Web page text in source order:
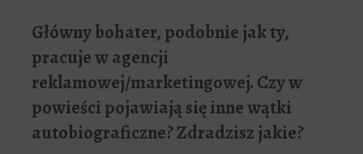
Główny bohater, podobnie jak ty,
pracuje w agencji
reklamowej/marketingowej. Czy w
powieści pojawiająsięinne wątki
autobiograficzne? Zdradzisz jakie?